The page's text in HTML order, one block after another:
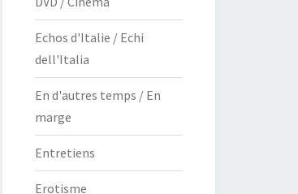
Echos d'Italie / Echi
dell'Italia
En d'autres temps / En
marge
Entretiens
Erotisme